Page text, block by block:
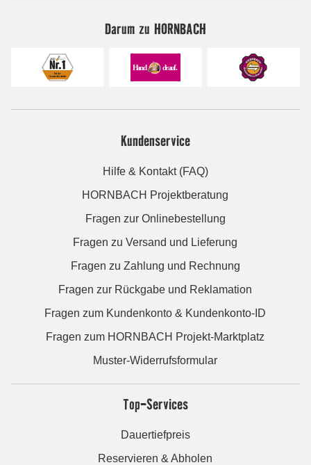
Darum zu HORNBACH
Kundenservice
Hilfe & Kontakt (FAQ)
HORNBACH Projektberatung
Fragen zur Onlinebestellung
Fragen zu Versand und Lieferung
Fragen zu Zahlung und Rechnung
Fragen zur Rückgabe und Reklamation
Fragen zum Kundenkonto & Kundenkonto-ID
Fragen zum HORNBACH Projekt-Marktplatz
Muster-Widerrufsformular
Top-Services
Dauertiefpreis
Reservieren & Abholen